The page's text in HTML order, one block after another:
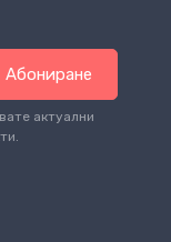
Абониране
актуални